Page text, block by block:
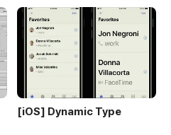
[iOS] Dynamic Type